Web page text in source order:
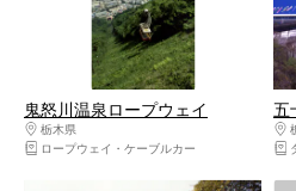
鬼怒川温泉ロープウェイ
栃木県
日光・霧降高原・奥日光・中禅寺湖・
ロープウェイ・ケーブルカー
五